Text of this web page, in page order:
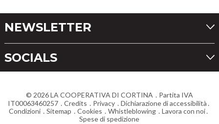
NEWSLETTER
SOCIALS
© 2026LA COOPERATIVA DI CORTINA
Partita IVA
IT00063460257
Credits Privacy
Dichiarazione di accessibilità
Condizioni
Sitemap Cookies Whistleblowing
Lavora con noi
Spese di spedizione